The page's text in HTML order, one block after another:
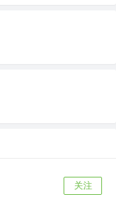
关注